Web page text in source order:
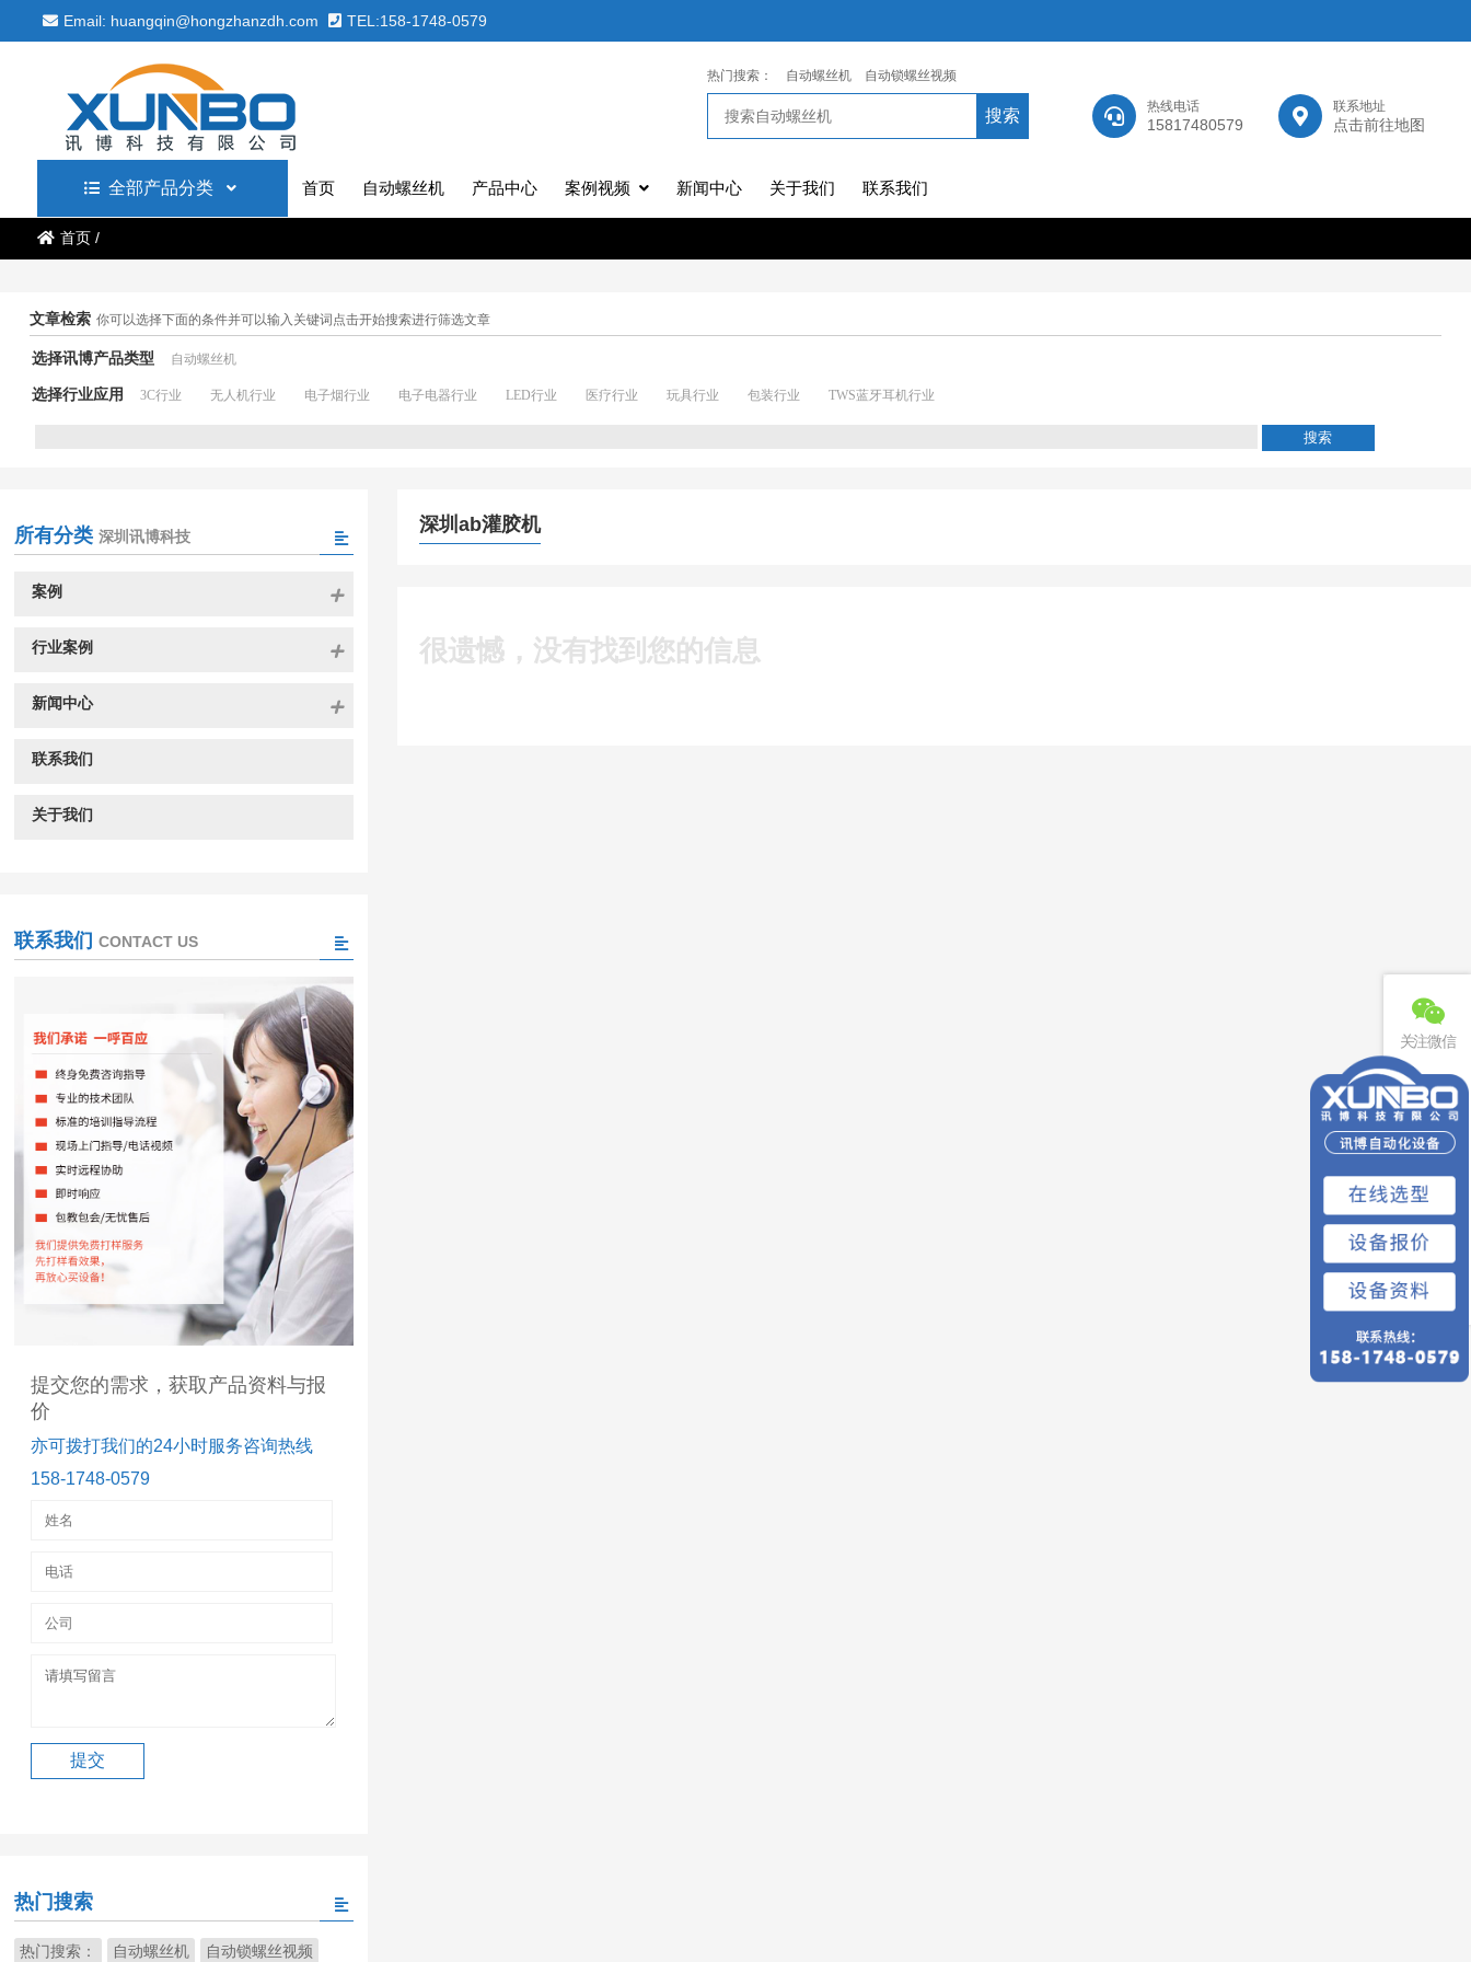
Email: huangqin@hongzhanzdh.com TEL:158-1748-0579
热线电话
15817480579
联系地址
点击前往地图
热门搜索： 自动螺丝机 自动锁螺丝视频
全部产品分类 首页 自动螺丝机 产品中心 案例视频 新闻中心 关于我们 联系我们
首页/
文章检索 你可以选择下面的条件并可以输入关键词点击开始搜索进行筛选文章
选择讯博产品类型 自动螺丝机
选择行业应用 3C行业 无人机行业 电子烟行业 电子电器行业 LED行业 医疗行业 玩具行业 包装行业 TWS蓝牙耳机行业
深圳ab灌胶机
很遗憾，没有找到您的信息
所有分类 深圳讯博科技
案例
行业案例
新闻中心
联系我们
关于我们
联系我们 CONTACT US
提交您的需求，获取产品资料与报
价
亦可拨打我们的24小时服务咨询热线
158-1748-0579
热门搜索
热门搜索： 自动螺丝机 自动锁螺丝视频
关注微信
联系电话
免费预约
回到顶部